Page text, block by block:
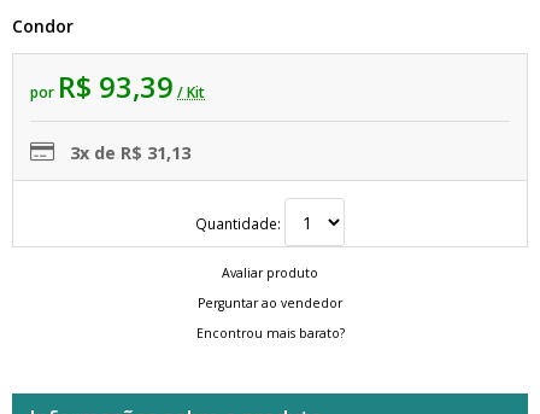
Condor
por R$ 93,39 / Kit
3x de R$ 31,13
Quantidade:
Avaliar produto
Perguntar ao vendedor
Encontrou mais barato?